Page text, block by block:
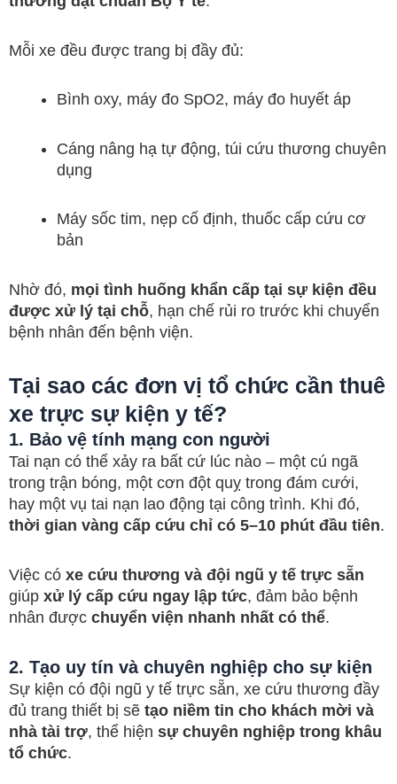
Mỗi xe đều được trang bị đầy đủ:
Bình oxy, máy đo SpO2, máy đo huyết áp
Cáng nâng hạ tự động, túi cứu thương chuyên
dụng
Máy sốc tim, nẹp cố định, thuốc cấp cứu cơ
bản
Nhờ đó, mọi tình huống khẩn cấp tại sự kiện đều
được xử lý tại chỗ, hạn chế rủi ro trước khi chuyển
bệnh nhân đến bệnh viện.
Tại sao các đơn vị tổ chức cần thuê
xe trực sự kiện y tế?
1. Bảo vệ tính mạng con người
Tai nạn có thể xảy ra bất cứ lúc nào – một cú ngã
trong trận bóng, một cơn đột quỵ trong đám cưới,
hay một vụ tai nạn lao động tại công trình. Khi đó,
thời gian vàng cấp cứu chỉ có 5–10 phút đầu tiên.
Việc có xe cứu thương và đội ngũ y tế trực sẵn
giúp xử lý cấp cứu ngay lập tức, đảm bảo bệnh
nhân được chuyển viện nhanh nhất có thể.
2. Tạo uy tín và chuyên nghiệp cho sự kiện
Sự kiện có đội ngũ y tế trực sẵn, xe cứu thương đầy
đủ trang thiết bị sẽ tạo niềm tin cho khách mời và
nhà tài trợ, thể hiện sự chuyên nghiệp trong khâu
tổ chức.